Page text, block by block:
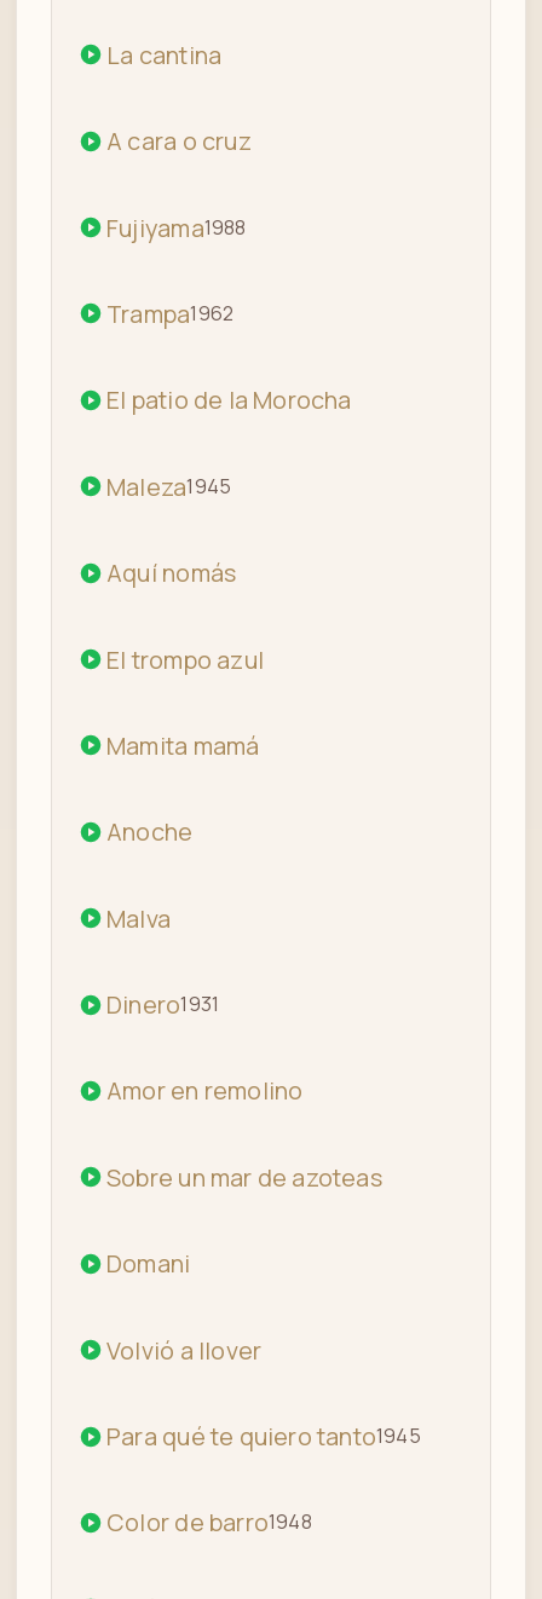
La cantina
A cara o cruz
Fujiyama1988
Trampa1962
El patio de la Morocha
Maleza1945
Aquí nomás
El trompo azul
Mamita mamá
Anoche
Malva
Dinero1931
Amor en remolino
Sobre un mar de azoteas
Domani
Volvió a llover
Para qué te quiero tanto1945
Color de barro1948